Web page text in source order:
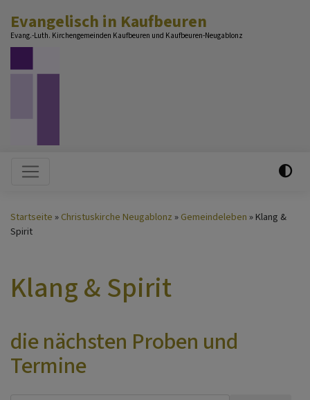
zum
Inhalt
Evangelisch in Kaufbeuren
Evang.-Luth. Kirchengemeinden Kaufbeuren und Kaufbeuren-Neugablonz
Hauptnavigation
Startseite Christuskirche Neugablonz Gemeindeleben
Klang &
Spirit
Klang & Spirit
die nächsten Proben und
Termine